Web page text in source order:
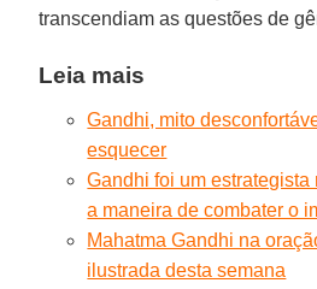
transcendiam as questões de
Leia mais
Gandhi, mito
esquecer
Gandhi foi um
a maneira de combater o
Mahatma Gandhi na
ilustrada desta semana